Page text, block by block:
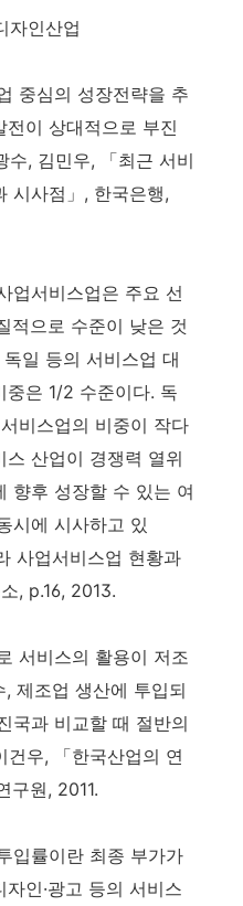
자인산업
중심의 성장전략을 추
이 상대적으로 부진
, 김민우, 「최근 서비
시사점」, 한국은행,
업서비스업은 주요 선
적으로 수준이 낮은 것
일 등의 서비스업 대
중은 1/2 수준이다. 독
비스업의 비중이 작다
산업이 경쟁력 열위
향후 성장할 수 있는 여
시에 시사하고 있
사업서비스업 현황과
, p.16, 2013.
서비스의 활용이 저조
제조업 생산에 투입되
국과 비교할 때 절반의
우, 「한국산업의 연
구원, 2011.
입률이란 최종 부가가
인·광고 등의 서비스